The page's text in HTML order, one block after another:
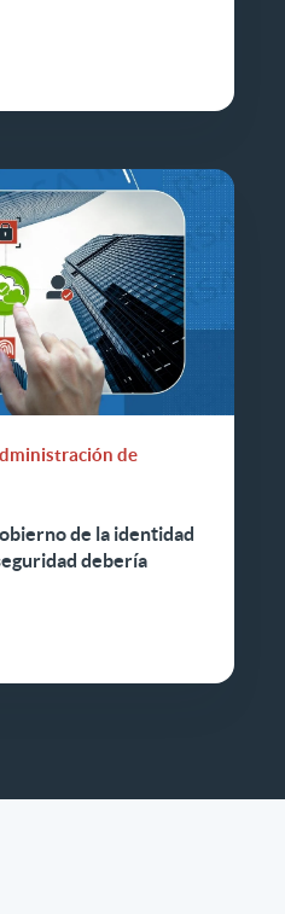
de
de la identidad
debería